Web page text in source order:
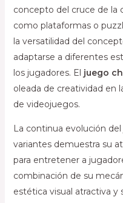
concepto del cruce de la
como plataformas o
la versatilidad del
adaptarse a diferentes
los jugadores. El juego
oleada de creatividad en
de videojuegos.
La continua evolución
variantes demuestra su
para entretener a
combinación de su
estética visual atractiva y